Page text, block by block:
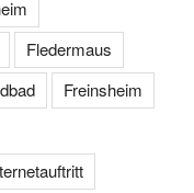
Fledermaus
Freinsheim